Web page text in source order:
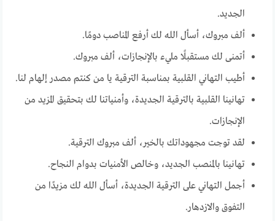
الجديد.
ألف مبروك، أسأل الله لك أرفع المناصب دومًا.
أتمنى لك مستقبلًا مليء بالإنجازات، ألف مبروك.
أطيب التهاني القلبية بمناسبة الترقية يا من كنتم مصدر إلهام لنا.
تهانينا القلبية بالترقية الجديدة، وأمنياتنا لك بتحقيق المزيد من
الإنجازات.
لقد توجت مجهوداتك بالخير، ألف مبروك الترقية.
تهانينا بالمنصب الجديد، وخالص الأمنيات بدوام النجاح.
أجمل التهاني على الترقية الجديدة، أسأل الله لك مزيدًا من
التفوق والازدهار.